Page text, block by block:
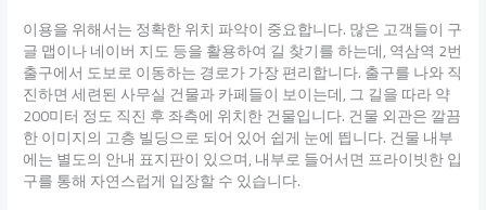
이용을 위해서는 정확한 위치 파악이 중요합니다. 많은 고객들이 구
글 맵이나 네이버 지도 등을 활용하여 길 찾기를 하는데, 역삼역 2번
출구에서 도보로 이동하는 경로가 가장 편리합니다. 출구를 나와 직
진하면 세련된 사무실 건물과 카페들이 보이는데, 그 길을 따라 약
200미터 정도 직진 후 좌측에 위치한 건물입니다. 건물 외관은 깔끔
한 이미지의 고층 빌딩으로 되어 있어 쉽게 눈에 띕니다. 건물 내부
에는 별도의 안내 표지판이 있으며, 내부로 들어서면 프라이빗한 입
구를 통해 자연스럽게 입장할 수 있습니다.